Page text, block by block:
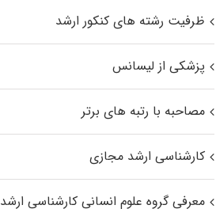
ظرفیت رشته های کنکور ارشد
پزشکی از لیسانس
مصاحبه با رتبه های برتر
کارشناسی ارشد مجازی
معرفی گروه علوم انسانی کارشناسی ارشد